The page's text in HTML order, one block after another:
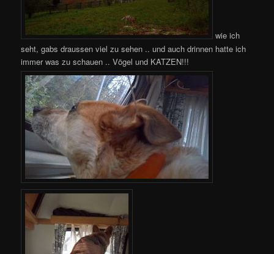
wie ich
seht, gabs draussen viel zu sehen .. und auch drinnen hatte ich
immer was zu schauen .. Vögel und KATZEN!!!